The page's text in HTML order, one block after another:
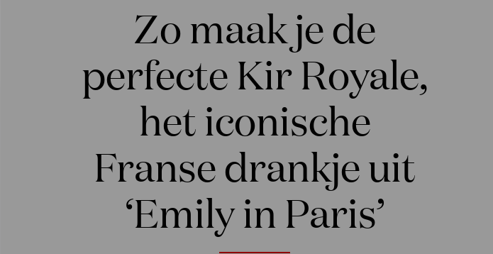
Zo maak je de
perfecte Kir Royale,
het iconische
Franse drankje uit
‘Emily in Paris’